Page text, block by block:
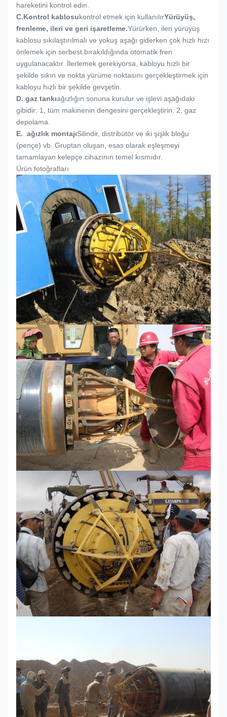
hareketini kontrol edin.
C.Kontrol kablosukontrol etmek için kullanılırYürüyüş,
frenleme, ileri ve geri işaretleme.Yürürken, ileri yürüyüş
kablosu sıkılaştırılmalı ve yokuş aşağı giderken çok hızlı hızı
önlemek için serbest bırakıldığında otomatik fren
uygulanacaktır. İlerlemek gerekiyorsa, kabloyu hızlı bir
şekilde sıkın ve nokta yürüme noktasını gerçekleştirmek için
kabloyu hızlı bir şekilde gevşetin.
D. gaz tankıağızlığın sonuna kurulur ve işlevi aşağıdaki
gibidir: 1, tüm makinenin dengesini gerçekleştirin. 2, gaz
depolama.
E. ağızlık montajıSilindir, distribütör ve iki şişlik bloğu
(pençe) vb. Gruptan oluşan, esas olarak eşleşmeyi
tamamlayan kelepçe cihazının temel kısmıdır.
Ürün fotoğrafları